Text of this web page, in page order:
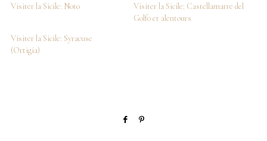
Visiter la Sicile: Noto
Visiter la Sicile: Castellamarre del
Golfo et alentours
Visiter la Sicile: Syracuse
(Ortigia)